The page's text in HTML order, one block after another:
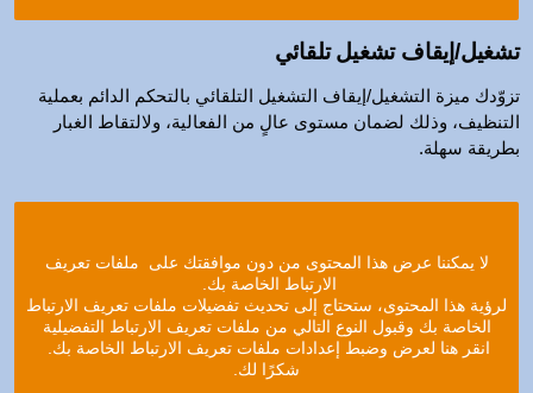
تشغيل/إيقاف تشغيل تلقائي
تزوّدك ميزة التشغيل/إيقاف التشغيل التلقائي بالتحكم الدائم بعملية
التنظيف، وذلك لضمان مستوى عالٍ من الفعالية، ولالتقاط الغبار
بطريقة سهلة.
لا يمكننا عرض هذا المحتوى من دون موافقتك على ملفات تعريف
الارتباط الخاصة بك.
لرؤية هذا المحتوى، ستحتاج إلى تحديث تفضيلات ملفات تعريف الارتباط
الخاصة بك وقبول النوع التالي من ملفات تعريف الارتباط التفضيلية
انقر هنا لعرض وضبط إعدادات ملفات تعريف الارتباط الخاصة بك.
شكرًا لك.